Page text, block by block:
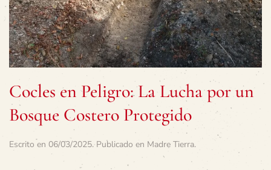
Cocles en Peligro: La Lucha por un
Bosque Costero Protegido
Escrito en 06/03/2025. Publicado en Madre Tierra.